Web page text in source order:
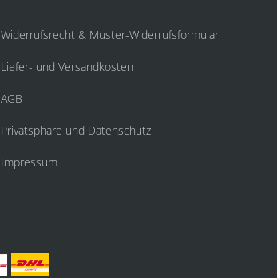
Widerrufsrecht & Muster-Widerrufsformular
Liefer- und Versandkosten
AGB
Privatsphäre und Datenschutz
Impressum